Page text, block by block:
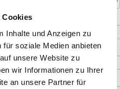
Cookies
Inhalte und Anzeigen zu
soziale Medien anbieten
unsere Website zu
wir Informationen zu Ihrer
an unsere Partner für